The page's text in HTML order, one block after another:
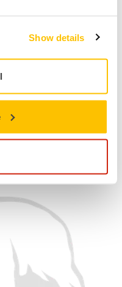
Show details
Компания
медиа